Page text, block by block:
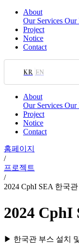
About
Our Services Our
Project
Notice
Contact
KR EN
About
Our Services Our
Project
Notice
Contact
홈페이지
/
프로젝트
/
2024 CphI SEA 한국관
2024 CphI
▶ 한국관 부스 설치